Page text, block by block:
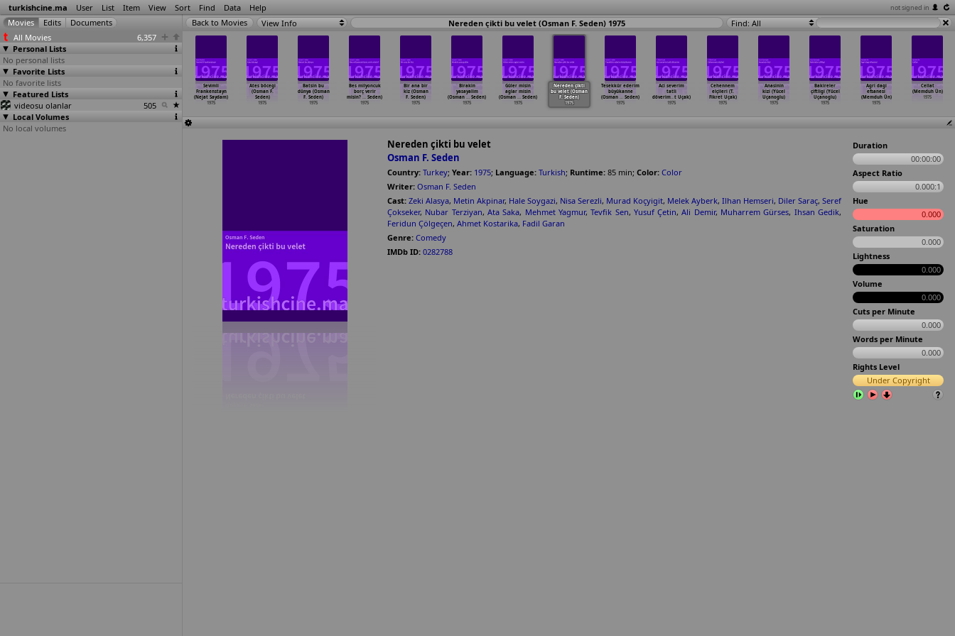
turkishcine.ma User List Item View Sort Find Data Help not signed in
All Movies
6,357
Personal Lists
No personal lists
Favorite Lists
No favorite lists
Featured Lists
videosu olanlar
505
Local Volumes
No local volumes
View Info Nereden çikti bu velet (Osman F. Seden) 1975 Find: All
yesil yesil
Saner)
1975
Hababam taburu
(Hulki Saner)
1975
(Nejat Saydam)
Sevimli
Frankenstayn
(Nejat Saydam)
1975
Ates böcegi
(Osman F.
Seden)
1975
Batsin bu
dünya (Osman
F. Seden)
1975
Bes milyoncuk
borç verir
misin? … Seden)
1975
Bir ana bir
kiz (Osman
F. Seden)
1975
Birakin
yasayalim
(Osman … Seden)
1975
Güler misin
aglar misin
(Osman … Seden)
1975
Nereden çikti
bu velet (Osman
F. Seden)
1975
Tesekkür ederim
büyükanne
(Osman … Seden)
1975
Aci severim
tatli
döverim…t Uçak)
1975
Cehennem
elçileri (T.
Fikret Uçak)
1975
Anasinin
kizi (Yücel
Uçanoglu)
1975
Bakireler
çiftligi (Yücel
Uçanoglu)
1975
Agri dagi
efsanesi
(Memduh Ün)
1975
Cellat
(Memduh Ün)
1975
Nereden çikti bu velet
Osman F. Seden
Country: Turkey; Year: 1975; Language: Turkish; Runtime: 85 min; Color: Color
Writer: Osman F. Seden
Cast: Zeki Alasya, Metin Akpinar, Hale Soygazi, Nisa Serezli, Murad Koçyigit, Melek Ayberk, Ilhan Hemseri, Diler Saraç, Seref
Çokseker, Nubar Terziyan, Ata Saka, Mehmet Yagmur,Tevfik Sen, Yusuf Çetin,Ali Demir, Muharrem Gürses, Ihsan Gedik,
Feridun Çölgeçen, Ahmet Kostarika, Fadil Garan
Genre: Comedy
IMDb ID: 0282788
Duration
00:00:00
Aspect Ratio
0.000:1
Hue
0.000
Saturation
0.000
Lightness
0.000
Volume
0.000
Cuts per Minute
0.000
Words per Minute
0.000
Rights Level
Under Copyright